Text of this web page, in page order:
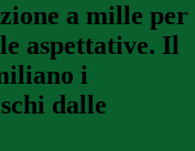
a mille per
aspettative. Il
i
dalle